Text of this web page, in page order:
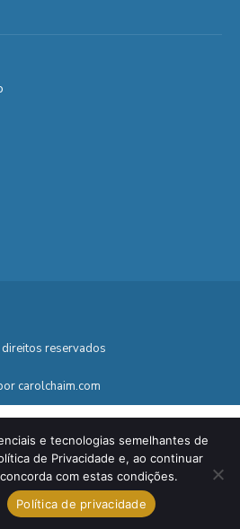
reservados
carolchaim.com
e tecnologias semelhantes de
de Privacidade e, ao continuar
com estas condições.
Política de privacidade